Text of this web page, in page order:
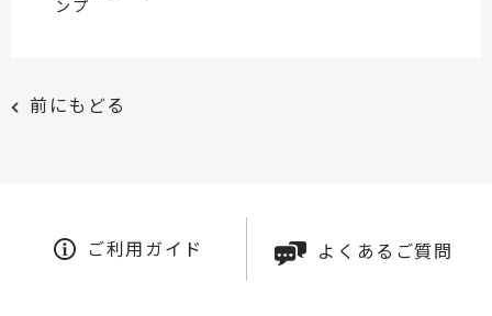
ンプ
前にもどる
ご利用ガイド よくあるご質問